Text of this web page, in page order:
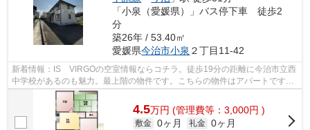
「小泉（愛媛県）」バス停下車 徒歩2
分
築26年 / 53.40㎡
愛媛県今治市小泉 ２丁目11-42
新着情報：IS VIRGOの空室情報ならコチラ。徒歩19分の距離に今治市立西
中学校があるのも魅力。最上階の物件です。こちらの物件はアパートです。
今治市エリアにある賃貸情報のことなら...
4.5万円 (管理費等：3,000円 )
敷金 0ヶ月 礼金 0ヶ月